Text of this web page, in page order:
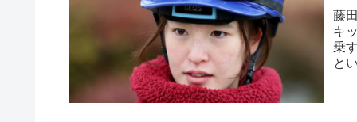
藤
キ
乗
と